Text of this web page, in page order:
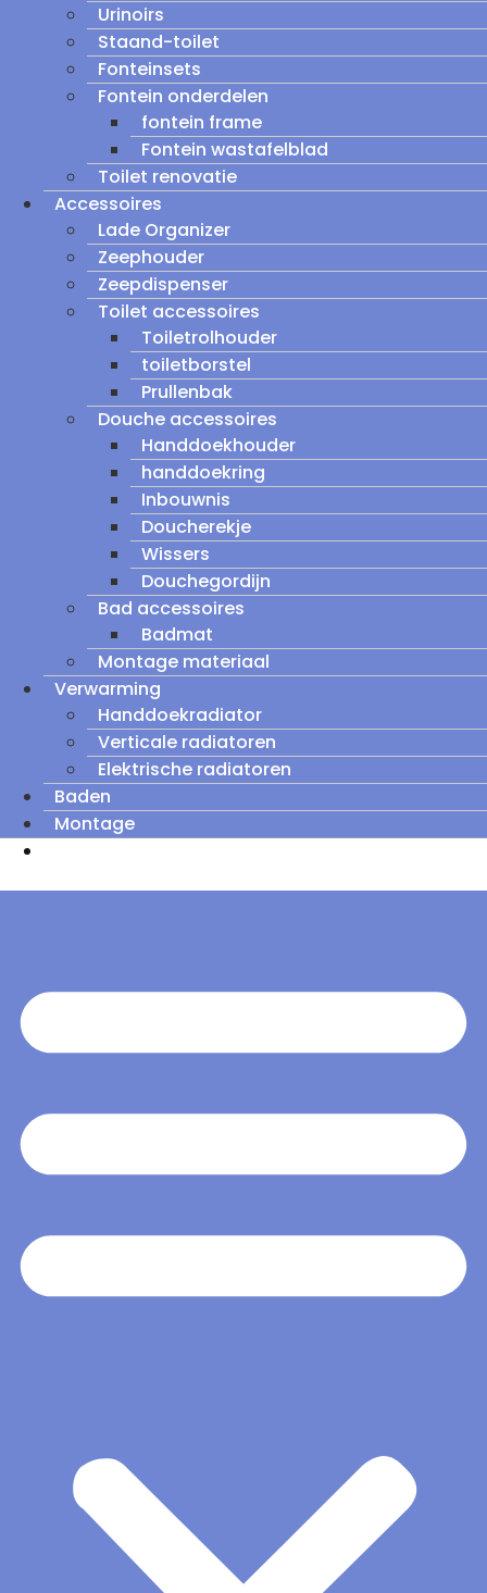
Urinoirs
Staand-toilet
Fonteinsets
Fontein onderdelen
fontein frame
Fontein wastafelblad
Toilet renovatie
Accessoires
Lade Organizer
Zeephouder
Zeepdispenser
Toilet accessoires
Toiletrolhouder
toiletborstel
Prullenbak
Douche accessoires
Handdoekhouder
handdoekring
Inbouwnis
Doucherekje
Wissers
Douchegordijn
Bad accessoires
Badmat
Montage materiaal
Verwarming
Handdoekradiator
Verticale radiatoren
Elektrische radiatoren
Baden
Montage